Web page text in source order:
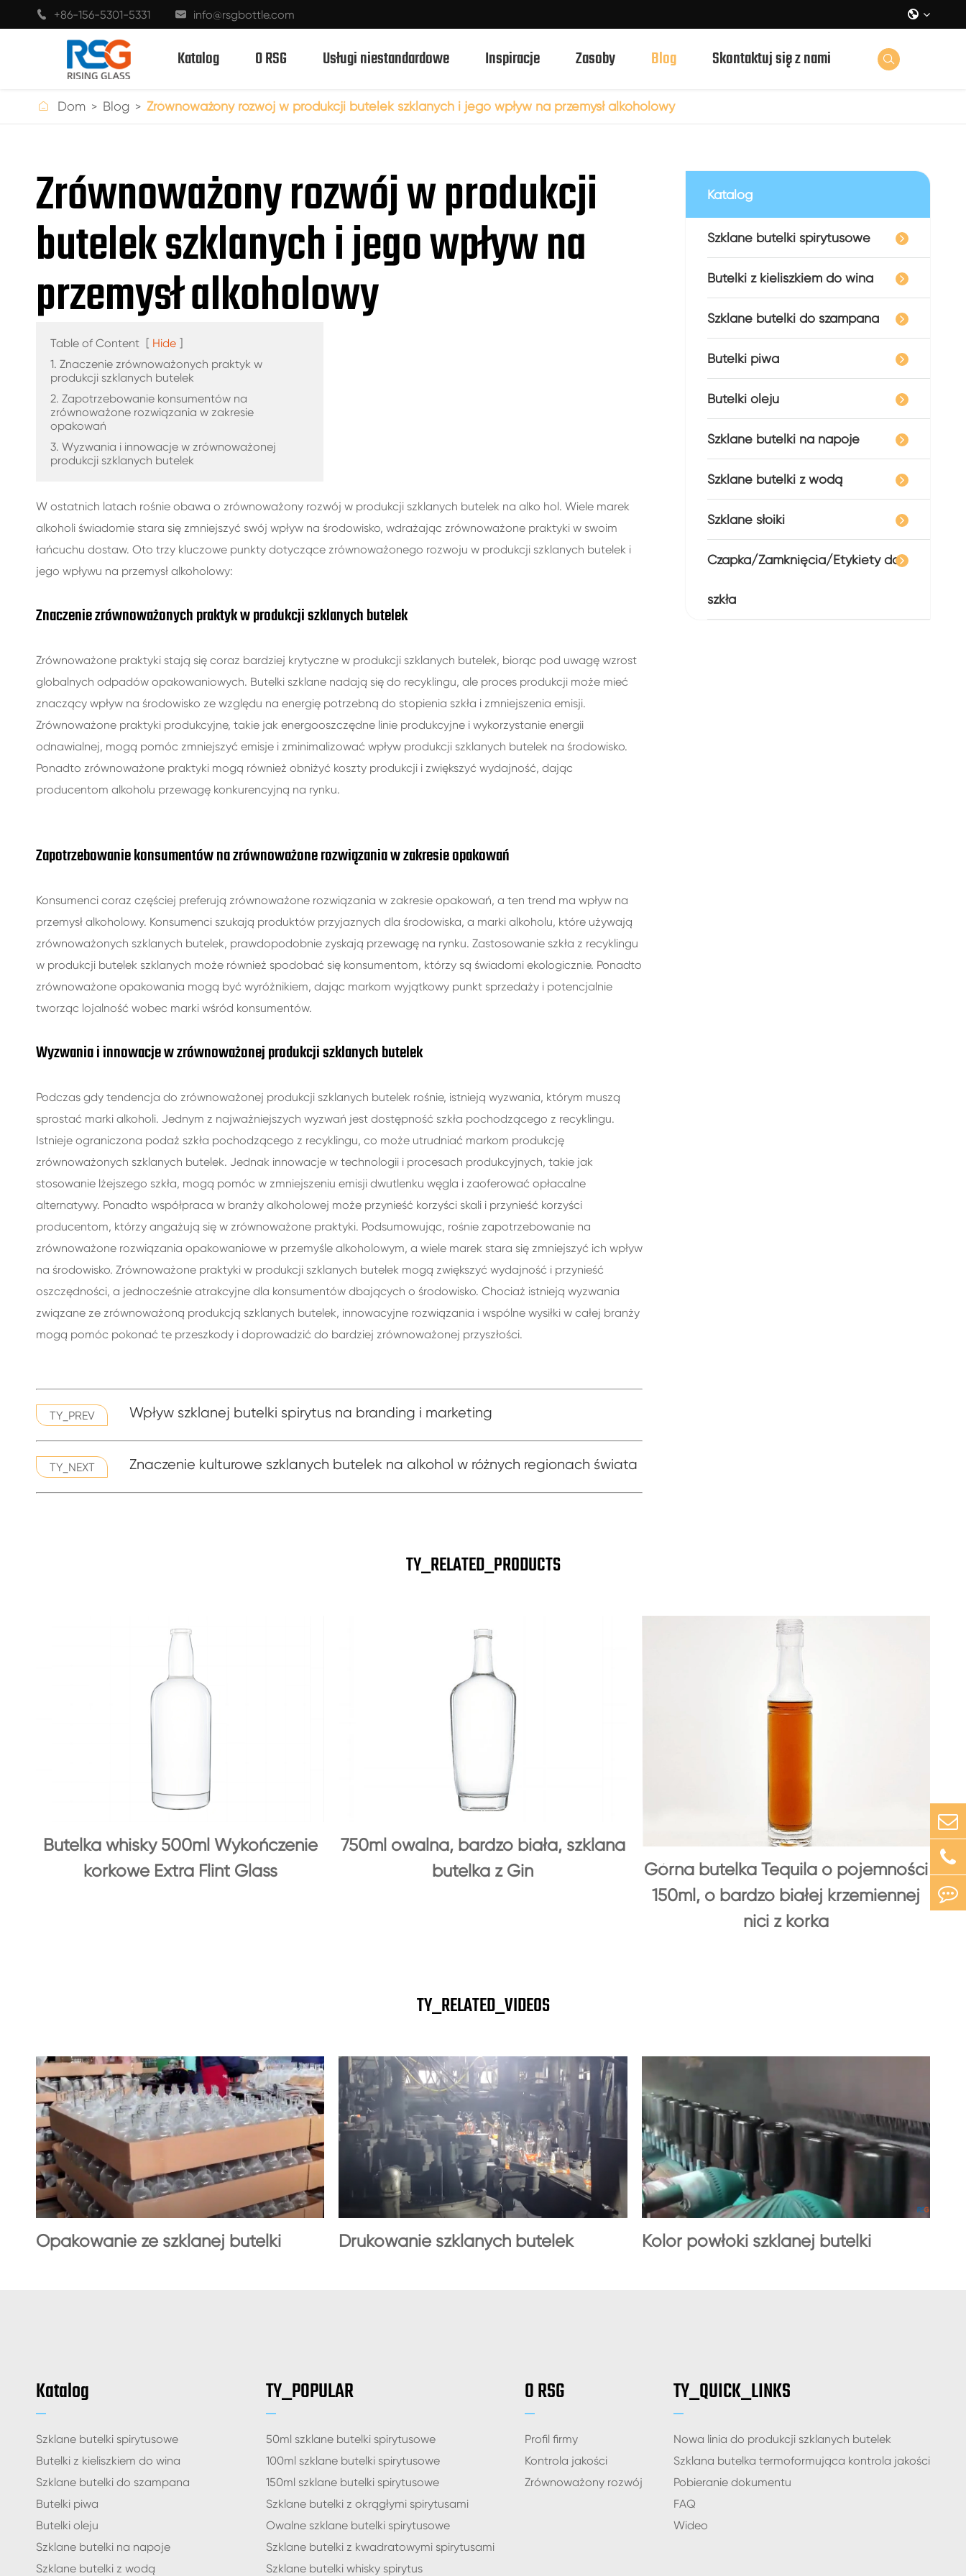
 +86-156-5301-5331  info@rsgbottle.com 
Katalog
BUTELKI Z KIELISZKIEM DO WINA
SZKLANE BUTELKI DO SZAMPANA
BUTELKI PIWA
BUTELKI OLEJU
SZKLANE BUTELKI Z WODĄ
SZKLANE SŁOIKI
700ml szklane butelki spirytusowe
500ml szklane butelki spirytusowe
1L szklane butelki spirytusowe
50ml szklane butelki spirytusowe
100ml szklane butelki spirytusowe
O RSG Usługi niestandardowe Inspiracje Zasoby Blog Skontaktuj się z nami 
 Dom Blog Zrównoważony rozwój w produkcji butelek szklanych i jego wpływ na przemysł alkoholowy
Zrównoważony rozwój w produkcji
butelek szklanych i jego wpływ na
przemysł alkoholowy
Table of Content [ Hide ]
1. Znaczenie zrównoważonych praktyk w
produkcji szklanych butelek
2. Zapotrzebowanie konsumentów na
zrównoważone rozwiązania w zakresie
opakowań
3. Wyzwania i innowacje w zrównoważonej
produkcji szklanych butelek
W ostatnich latach rośnie obawa o zrównoważony rozwój w produkcji szklanych butelek na alko hol. Wiele marek
alkoholi świadomie stara się zmniejszyć swój wpływ na środowisko, wdrażając zrównoważone praktyki w swoim
łańcuchu dostaw. Oto trzy kluczowe punkty dotyczące zrównoważonego rozwoju w produkcji szklanych butelek i
jego wpływu na przemysł alkoholowy:
Znaczenie zrównoważonych praktyk w produkcji szklanych butelek
Zrównoważone praktyki stają się coraz bardziej krytyczne w produkcji szklanych butelek, biorąc pod uwagę wzrost
globalnych odpadów opakowaniowych. Butelki szklane nadają się do recyklingu, ale proces produkcji może mieć
znaczący wpływ na środowisko ze względu na energię potrzebną do stopienia szkła i zmniejszenia emisji.
Zrównoważone praktyki produkcyjne, takie jak energooszczędne linie produkcyjne i wykorzystanie energii
odnawialnej, mogą pomóc zmniejszyć emisje i zminimalizować wpływ produkcji szklanych butelek na środowisko.
Ponadto zrównoważone praktyki mogą również obniżyć koszty produkcji i zwiększyć wydajność, dając
producentom alkoholu przewagę konkurencyjną na rynku.
Zapotrzebowanie konsumentów na zrównoważone rozwiązania w zakresie opakowań
Konsumenci coraz częściej preferują zrównoważone rozwiązania w zakresie opakowań, a ten trend ma wpływ na
przemysł alkoholowy. Konsumenci szukają produktów przyjaznych dla środowiska, a marki alkoholu, które używają
zrównoważonych szklanych butelek, prawdopodobnie zyskają przewagę na rynku. Zastosowanie szkła z recyklingu
w produkcji butelek szklanych może również spodobać się konsumentom, którzy są świadomi ekologicznie. Ponadto
zrównoważone opakowania mogą być wyróżnikiem, dając markom wyjątkowy punkt sprzedaży i potencjalnie
tworząc lojalność wobec marki wśród konsumentów.
Wyzwania i innowacje w zrównoważonej produkcji szklanych butelek
Podczas gdy tendencja do zrównoważonej produkcji szklanych butelek rośnie, istnieją wyzwania, którym muszą
sprostać marki alkoholi. Jednym z najważniejszych wyzwań jest dostępność szkła pochodzącego z recyklingu.
Istnieje ograniczona podaż szkła pochodzącego z recyklingu, co może utrudniać markom produkcję
zrównoważonych szklanych butelek. Jednak innowacje w technologii i procesach produkcyjnych, takie jak
stosowanie lżejszego szkła, mogą pomóc w zmniejszeniu emisji dwutlenku węgla i zaoferować opłacalne
alternatywy. Ponadto współpraca w branży alkoholowej może przynieść korzyści skali i przynieść korzyści
producentom, którzy angażują się w zrównoważone praktyki. Podsumowując, rośnie zapotrzebowanie na
zrównoważone rozwiązania opakowaniowe w przemyśle alkoholowym, a wiele marek stara się zmniejszyć ich wpływ
na środowisko. Zrównoważone praktyki w produkcji szklanych butelek mogą zwiększyć wydajność i przynieść
oszczędności, a jednocześnie atrakcyjne dla konsumentów dbających o środowisko. Chociaż istnieją wyzwania
związane ze zrównoważoną produkcją szklanych butelek, innowacyjne rozwiązania i wspólne wysiłki w całej branży
mogą pomóc pokonać te przeszkody i doprowadzić do bardziej zrównoważonej przyszłości.
TY_PREV Wpływ szklanej butelki spirytus na branding i marketing
TY_NEXT Znaczenie kulturowe szklanych butelek na alkohol w różnych regionach świata
Katalog
Szklane butelki spirytusowe
Butelki z kieliszkiem do wina
Szklane butelki do szampana
Butelki piwa
Butelki oleju
Szklane butelki na napoje
Szklane butelki z wodą
Szklane słoiki
Czapka/Zamknięcia/Etykiety do
szkła
TY_RELATED_PRODUCTS
Butelka whisky 500ml Wykończenie
korkowe Extra Flint Glass
750ml owalna, bardzo biała, szklana
butelka z Gin
Górna butelka Tequila o pojemności
150ml, o bardzo białej krzemiennej
nici z korka
TY_RELATED_VIDEOS
Opakowanie ze szklanej butelki Drukowanie szklanych butelek Kolor powłoki szklanej butelki
Katalog
Szklane butelki spirytusowe
Butelki z kieliszkiem do wina
Szklane butelki do szampana
Butelki piwa
Butelki oleju
Szklane butelki na napoje
Szklane butelki z wodą
TY_POPULAR
50ml szklane butelki spirytusowe
100ml szklane butelki spirytusowe
150ml szklane butelki spirytusowe
Szklane butelki z okrągłymi spirytusami
Owalne szklane butelki spirytusowe
Szklane butelki z kwadratowymi spirytusami
Szklane butelki whisky spirytus
O RSG
Profil firmy
Kontrola jakości
Zrównoważony rozwój
TY_QUICK_LINKS
Nowa linia do produkcji szklanych butelek
Szklana butelka termoformująca kontrola jakości
Pobieranie dokumentu
FAQ
Wideo